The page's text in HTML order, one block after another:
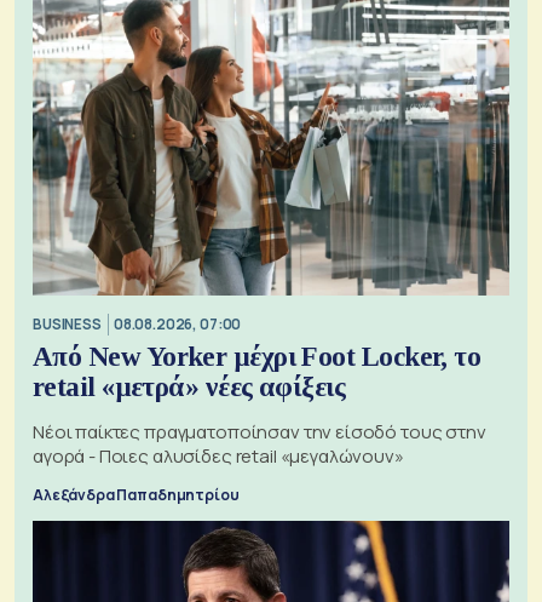
BUSINESS 08.08.2026, 07:00
Από New Yorker μέχρι Foot Locker, το
retail «μετρά» νέες αφίξεις
Νέοι παίκτες πραγματοποίησαν την είσοδό τους στην
αγορά - Ποιες αλυσίδες retail «μεγαλώνουν»
Αλεξάνδρα Παπαδημητρίου